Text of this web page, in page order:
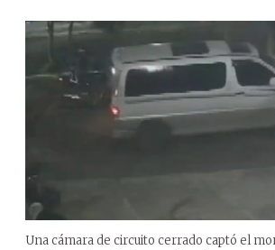
Una cámara de circuito cerrado captó el